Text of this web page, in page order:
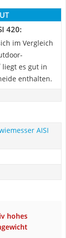
420:
im Vergleich
liegt es gut in
enthalten.
AISI
hohes